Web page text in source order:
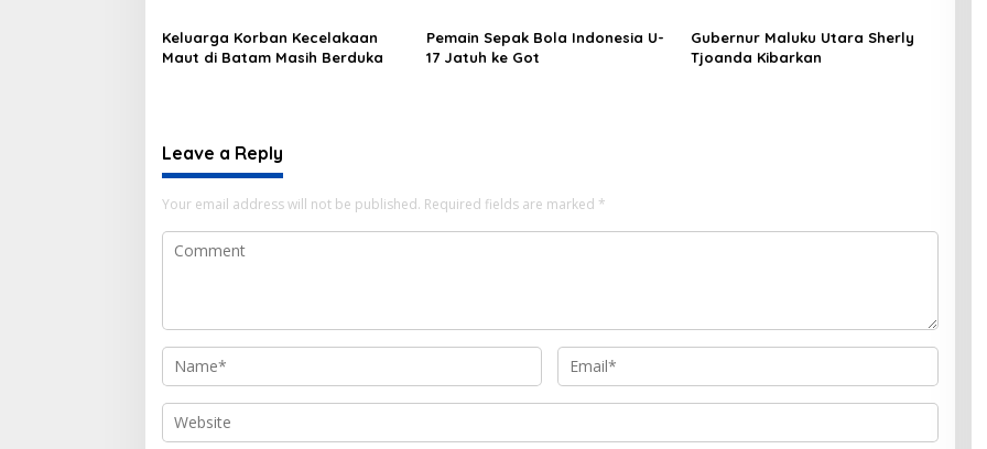
Keluarga Korban Kecelakaan
Maut di Batam Masih Berduka
Pemain Sepak Bola Indonesia U-
17 Jatuh ke Got
Gubernur Maluku Utara Sherly
Tjoanda Kibarkan
Leave a Reply
Your email address will not be published. Required fields are marked *